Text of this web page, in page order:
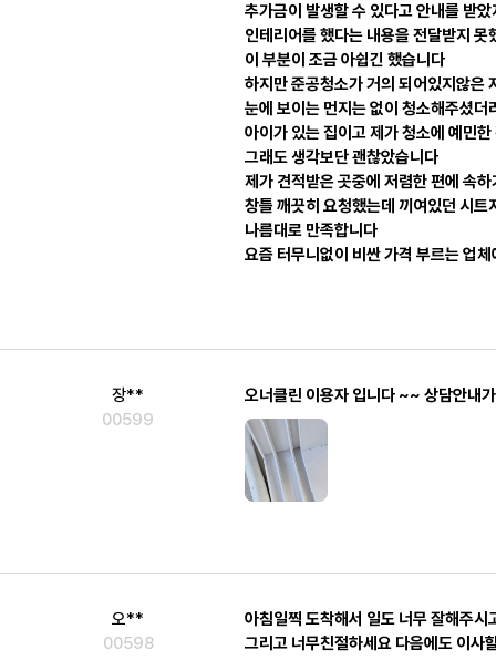
추가금이 발생할 수 있다고 안내를 받
인테리어를 했다는 내용을 전달받지 못
이 부분이 조금 아쉽긴 했습니다
하지만 준공청소가 거의 되어있지않은
눈에 보이는 먼지는 없이 청소해주셨더
아이가 있는 집이고 제가 청소에 예민
그래도 생각보단 괜찮았습니다
제가 견적받은 곳중에 저렴한 편에 속
창틀 깨끗히 요청했는데 끼여있던 시
나름대로 만족합니다
요즘 터무니없이 비싼 가격 부르는 업
장**
00599
오너클린 이용자 입니다 ~~ 상담안내
오**
00598
아침일찍 도착해서 일도 너무 잘해주
그리고 너무친절하세요 다음에도 이사